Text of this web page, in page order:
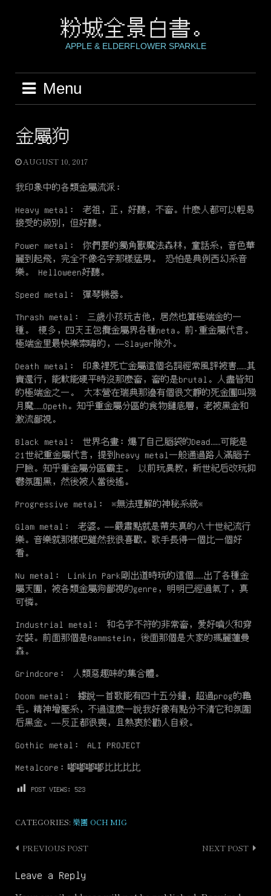
粉城全景白書。
APPLE & ELDERFLOWER SPARKLE
Menu
金屬狗
AUGUST 10, 2017
我印象中的各類金屬流派：
Heavy metal： 老祖，正，好聽，不畜。什麼人都可以輕易
接受的級別，但好聽。
Power metal： 你們要的獨角獸魔法森林，童話系，音色華
麗到起飛，完全不像名字那樣猛男。 恐怕是典例西幻系音
樂。 Helloween好聽。
Speed metal： 彈琴機器。
Thrash metal： 三歲小孩玩吉他，居然也算極端金的一
種。 梗多，四天王包攬金屬界各種neta。前·重金屬代言。
極端金里最快樂索嗨的，——Slayer除外。
Death metal： 印象裡死亡金屬這個名詞經常風評被害……其
實還行，能軟能硬平時沒那麼畜，畜的是brutal。人盡皆知
的極端金之一。 大本營在瑞典那邊有個很文靜的死金團叫殘
月魔……Opeth。知乎重金屬分區的食物鏈底層，老被黑金和
激流鄙視。
Black metal： 世界名畫：爆了自己腦袋的Dead……可能是
21世紀重金屬代言，提到heavy metal一般通過路人滿腦子
尸臉。知乎重金屬分區霸主。 以前玩異教，新世紀后改玩抑
鬱氛圍黑，然後被人當後搖。
Progressive metal： ※無法理解的神秘系統※
Glam metal： 老婆。——嚴肅點就是帶失真的八十世紀流行
樂。音樂就那樣吧雖然我很喜歡。歌手長得一個比一個好
看。
Nu metal： Linkin Park剛出道時玩的這個……出了各種金
屬天團，被各類金屬狗鄙視的genre，明明已經過氣了，真
可憐。
Industrial metal： 和名字不符的非常畜，愛好噴火和穿
女裝。前面那個是Rammstein，後面那個是大家的瑪麗蓮曼
森。
Grindcore： 人類惡趣味的集合體。
Doom metal： 據說一首歌能有四十五分鐘，超過prog的龜
毛。精神增壓系，不過這麼一說我好像有點分不清它和氛圍
后黑金。——反正都很喪，且熱衷於勸人自殺。
Gothic metal： ALI PROJECT
Metalcore：嘟嘟嘟嘟比比比比
POST VIEWS: 523
CATEGORIES: 樂團 OCH MIG
Post
PREVIOUS POST NEXT POST
Leave a Reply